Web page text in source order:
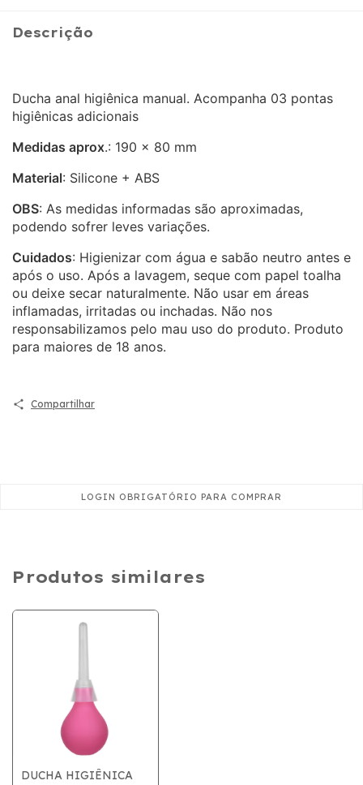
Descrição
Ducha anal higiênica manual. Acompanha 03 pontas
higiênicas adicionais
Medidas aprox.: 190 x 80 mm
Material: Silicone + ABS
OBS: As medidas informadas são aproximadas,
podendo sofrer leves variações.
Cuidados: Higienizar com água e sabão neutro antes e
após o uso. Após a lavagem, seque com papel toalha
ou deixe secar naturalmente. Não usar em áreas
inflamadas, irritadas ou inchadas. Não nos
responsabilizamos pelo mau uso do produto. Produto
para maiores de 18 anos.
Compartilhar
Produtos similares
DUCHA HIGIÊNICA